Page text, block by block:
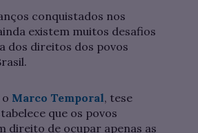
conquistados nos
existem muitos desafios
dos direitos dos povos
Marco Temporal, tese
que os povos
direito de ocupar apenas as